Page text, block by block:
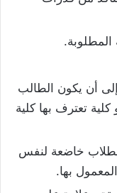
إلى أن يكون الطالب
تعترف بها كلية
خاضعة لنفس
بها.